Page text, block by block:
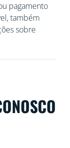
pagamento
também
sobre